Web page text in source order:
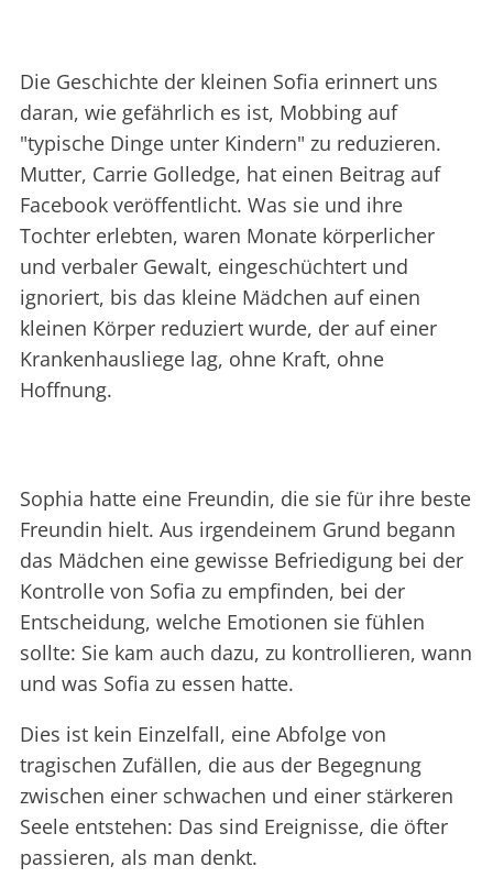
Die Geschichte der kleinen Sofia erinnert uns
daran, wie gefährlich es ist, Mobbing auf
"typische Dinge unter Kindern" zu reduzieren.
Mutter, Carrie Golledge, hat einen Beitrag auf
Facebook veröffentlicht. Was sie und ihre
Tochter erlebten, waren Monate körperlicher
und verbaler Gewalt, eingeschüchtert und
ignoriert, bis das kleine Mädchen auf einen
kleinen Körper reduziert wurde, der auf einer
Krankenhausliege lag, ohne Kraft, ohne
Hoffnung.
Sophia hatte eine Freundin, die sie für ihre beste
Freundin hielt. Aus irgendeinem Grund begann
das Mädchen eine gewisse Befriedigung bei der
Kontrolle von Sofia zu empfinden, bei der
Entscheidung, welche Emotionen sie fühlen
sollte: Sie kam auch dazu, zu kontrollieren, wann
und was Sofia zu essen hatte.
Dies ist kein Einzelfall, eine Abfolge von
tragischen Zufällen, die aus der Begegnung
zwischen einer schwachen und einer stärkeren
Seele entstehen: Das sind Ereignisse, die öfter
passieren, als man denkt.